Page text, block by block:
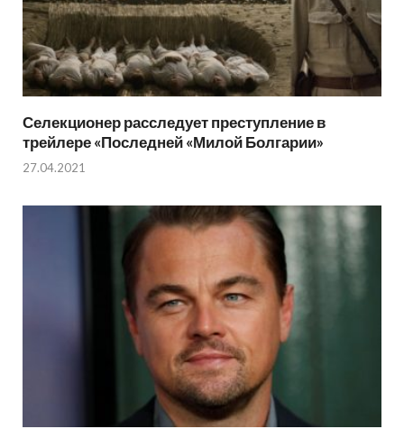
Селекционер расследует преступление в
трейлере «Последней «Милой Болгарии»
27.04.2021